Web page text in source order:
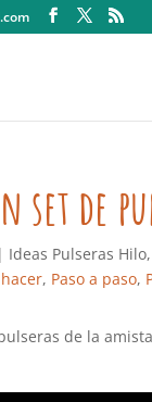
set de
| Ideas Pulseras Hilo,
, Paso a paso,